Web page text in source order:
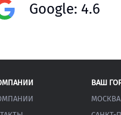
Google: 4.6
ВАШ
МОСКВА